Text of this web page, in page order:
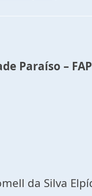
Paraíso – FAP
da Silva